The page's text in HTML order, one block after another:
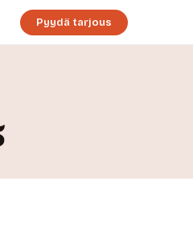
Pyydä tarjous